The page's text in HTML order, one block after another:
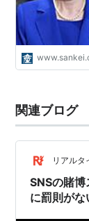
関連ブログ
リアルタ
SNSの賭
に罰則が